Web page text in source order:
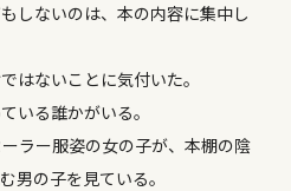
しないのは、本の内容に集中し
はないことに気付いた。
いる誰かがいる。
ラー服姿の女の子が、本棚の陰
男の子を見ている。